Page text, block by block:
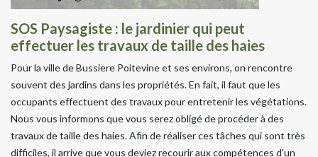
SOS Paysagiste : le jardinier qui peut
effectuer les travaux de taille des haies
Pour la ville de Bussiere Poitevine et ses environs, on rencontre
souvent des jardins dans les propriétés. En fait, il faut que les
occupants effectuent des travaux pour entretenir les végétations.
Nous vous informons que vous serez obligé de procéder à des
travaux de taille des haies. Afin de réaliser ces tâches qui sont très
difficiles, il arrive que vous deviez recourir aux compétences d'un